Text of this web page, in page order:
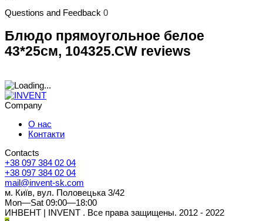
Questions and Feedback 0
Блюдо прямоугольное белое
43*25см, 104325.CW reviews
Company
О нас
Контакти
Contacts
+38 097 384 02 04
+38 097 384 02 04
mail@invent-sk.com
м. Київ, вул. Половецька 3/42
Mon—Sat 09:00—18:00
ИНВЕНТ | INVENT . Все права защищены. 2012 - 2022